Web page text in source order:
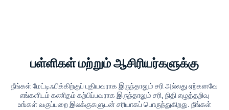
பள்ளிகள் மற்றும் ஆசிரியர்களுக்கு
நீங்கள் மேட்டிஃபிக்கிற்குப் புதியவராக இருந்தாலும் சரி அல்லது ஏற்கனவே
எங்களிடம் கணிதம் கற்பிப்பவராக இருந்தாலும் சரி, நிதி எழுத்தறிவு
உங்கள் வகுப்பறை இலக்குகளுடன் சரியாகப் பொருந்துகிறது. நீங்கள்